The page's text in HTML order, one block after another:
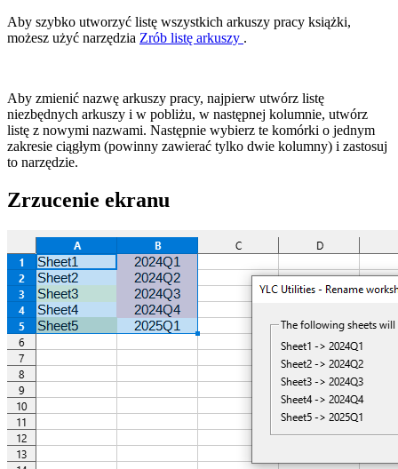
Aby szybko utworzyć listę wszystkich arkuszy pracy książki,
możesz użyć narzędzia Zrób listę arkuszy .
Aby zmienić nazwę arkuszy pracy, najpierw utwórz listę
niezbędnych arkuszy i w pobliżu, w następnej kolumnie, utwórz
listę z nowymi nazwami. Następnie wybierz te komórki o jednym
zakresie ciągłym (powinny zawierać tylko dwie kolumny) i zastosuj
to narzędzie.
Zrzucenie ekranu